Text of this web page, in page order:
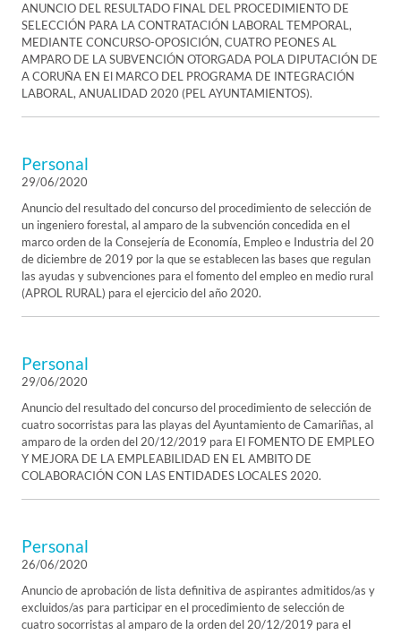
ANUNCIO DEL RESULTADO FINAL DEL PROCEDIMIENTO DE
SELECCIÓN PARA LA CONTRATACIÓN LABORAL TEMPORAL,
MEDIANTE CONCURSO-OPOSICIÓN, CUATRO PEONES AL
AMPARO DE LA SUBVENCIÓN OTORGADA POLA DIPUTACIÓN DE
A CORUÑA EN El MARCO DEL PROGRAMA DE INTEGRACIÓN
LABORAL, ANUALIDAD 2020 (PEL AYUNTAMIENTOS).
Personal
29/06/2020
Anuncio del resultado del concurso del procedimiento de selección de
un ingeniero forestal, al amparo de la subvención concedida en el
marco orden de la Consejería de Economía, Empleo e Industria del 20
de diciembre de 2019 por la que se establecen las bases que regulan
las ayudas y subvenciones para el fomento del empleo en medio rural
(APROL RURAL) para el ejercicio del año 2020.
Personal
29/06/2020
Anuncio del resultado del concurso del procedimiento de selección de
cuatro socorristas para las playas del Ayuntamiento de Camariñas, al
amparo de la orden del 20/12/2019 para El FOMENTO DE EMPLEO
Y MEJORA DE LA EMPLEABILIDAD EN EL AMBITO DE
COLABORACIÓN CON LAS ENTIDADES LOCALES 2020.
Personal
26/06/2020
Anuncio de aprobación de lista definitiva de aspirantes admitidos/as y
excluidos/as para participar en el procedimiento de selección de
cuatro socorristas al amparo de la orden del 20/12/2019 para el